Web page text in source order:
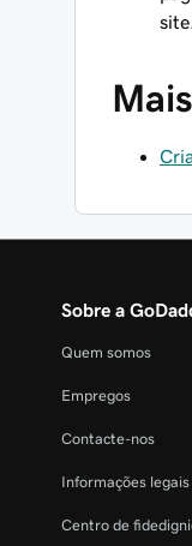
site.
Sobre a
Quem somos
Empregos
Contacte-nos
Informações legais
Centro de